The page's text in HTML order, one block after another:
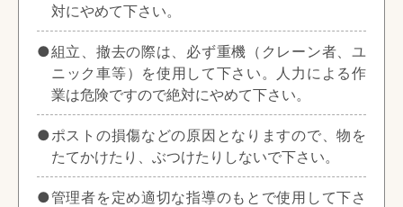
対にやめて下さい。
●組立、撤去の際は、必ず重機（クレーン者、ユ
ニック車等）を使用して下さい。人力による作
業は危険ですので絶対にやめて下さい。
●ポストの損傷などの原因となりますので、物を
たてかけたり、ぶつけたりしないで下さい。
●管理者を定め適切な指導のもとで使用して下さ